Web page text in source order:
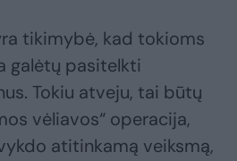
tikimybė, kad tokioms
galėtų pasitelkti
Tokiu atveju, tai būtų
vėliavos“ operacija,
atitinkamą veiksmą,